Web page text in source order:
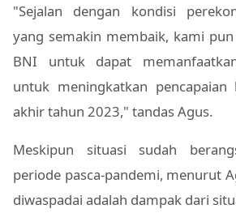
"Sejalan dengan kondisi
yang semakin membaik, kami
BNI untuk dapat
untuk meningkatkan pencapaian
akhir tahun 2023," tandas Agus.
Meskipun situasi sudah
periode pasca-pandemi, menurut
diwaspadai adalah dampak dari